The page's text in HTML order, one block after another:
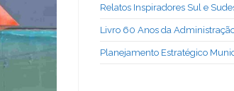
Relatos Inspiradores Sul e
Livro 60 Anos da
Planejamento Estratégico